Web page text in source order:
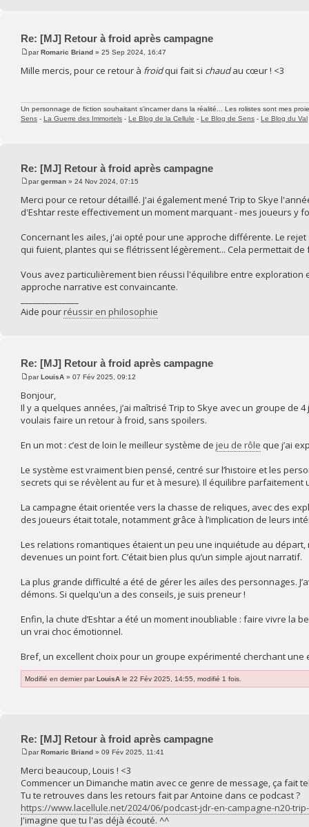
Re: [MJ] Retour à froid après campagne
parRomaric Briand » 25 Sep 2024, 16:47
Mille mercis, pour ce retour à froidqui fait si chaudau cœur ! <3
Un personnage de fiction souhaitant s'incarner dans la réalité... Les rolistes sont mes
Sens - La Guerre des Immortels - Le Blog de la Cellule - Le Blog de Sens - Le Blog du Val
Re: [MJ] Retour à froid après campagne
pargerman » 24 Nov 2024, 07:15
Merci pour ce retour détaillé. J'ai également mené Trip to Skye
d'Eshtar reste effectivement un moment marquant - mes joueurs y
Concernant les ailes, j'ai opté pour une approche différente. Le
qui fuient, plantes qui se flétrissent légèrement... Cela permettait
Vous avez particulièrement bien réussi l'équilibre entre exploration
approche narrative est convaincante.
Aide pour réussir en philosophie
Re: [MJ] Retour à froid après campagne
parLouisA » 07 Fév 2025, 09:12
Bonjour,
Il y a quelques années, j’ai maîtrisé Trip to Skye avec un groupe
voulais faire un retour à froid, sans spoilers.
En un mot : c’est de loin le meilleur système de jeu de rôle que j’ai
Le système est vraiment bien pensé, centré sur l’histoire et les
secrets qui se révèlent au fur et à mesure). Il équilibre
La campagne était orientée vers la chasse de reliques, avec des
des joueurs était totale, notamment grâce à l’implication de leurs
Les relations romantiques étaient un peu une inquiétude au
devenues un point fort. C’était bien plus qu’un simple ajout narratif.
La plus grande difficulté a été de gérer les ailes des personnages.
démons. Si quelqu'un a des conseils, je suis preneur !
Enfin, la chute d’Eshtar a été un moment inoubliable : faire vivre la
un vrai choc émotionnel.
Bref, un excellent choix pour un groupe expérimenté cherchant
Modifié en dernier parLouisA le 22 Fév 2025, 14:55, modifié 1 fois.
Re: [MJ] Retour à froid après campagne
parRomaric Briand » 09 Fév 2025, 11:41
Merci beaucoup, Louis ! <3
Commencer un Dimanche matin avec ce genre de message, ça fait
Tu te retrouves dans les retours fait par Antoine dans ce podcast ?
https://www.lacellule.net/2024/06/podcast-jdr-en-campagne-n20-
J'imagine que tu l'as déjà écouté. ^^